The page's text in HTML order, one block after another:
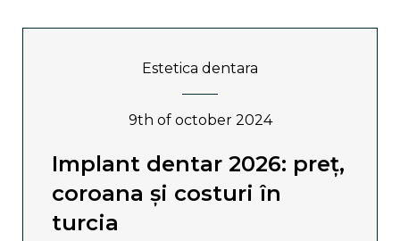
estetica dentara
9th of october 2024
implant dentar 2026: preț,
coroana și costuri în
turcia